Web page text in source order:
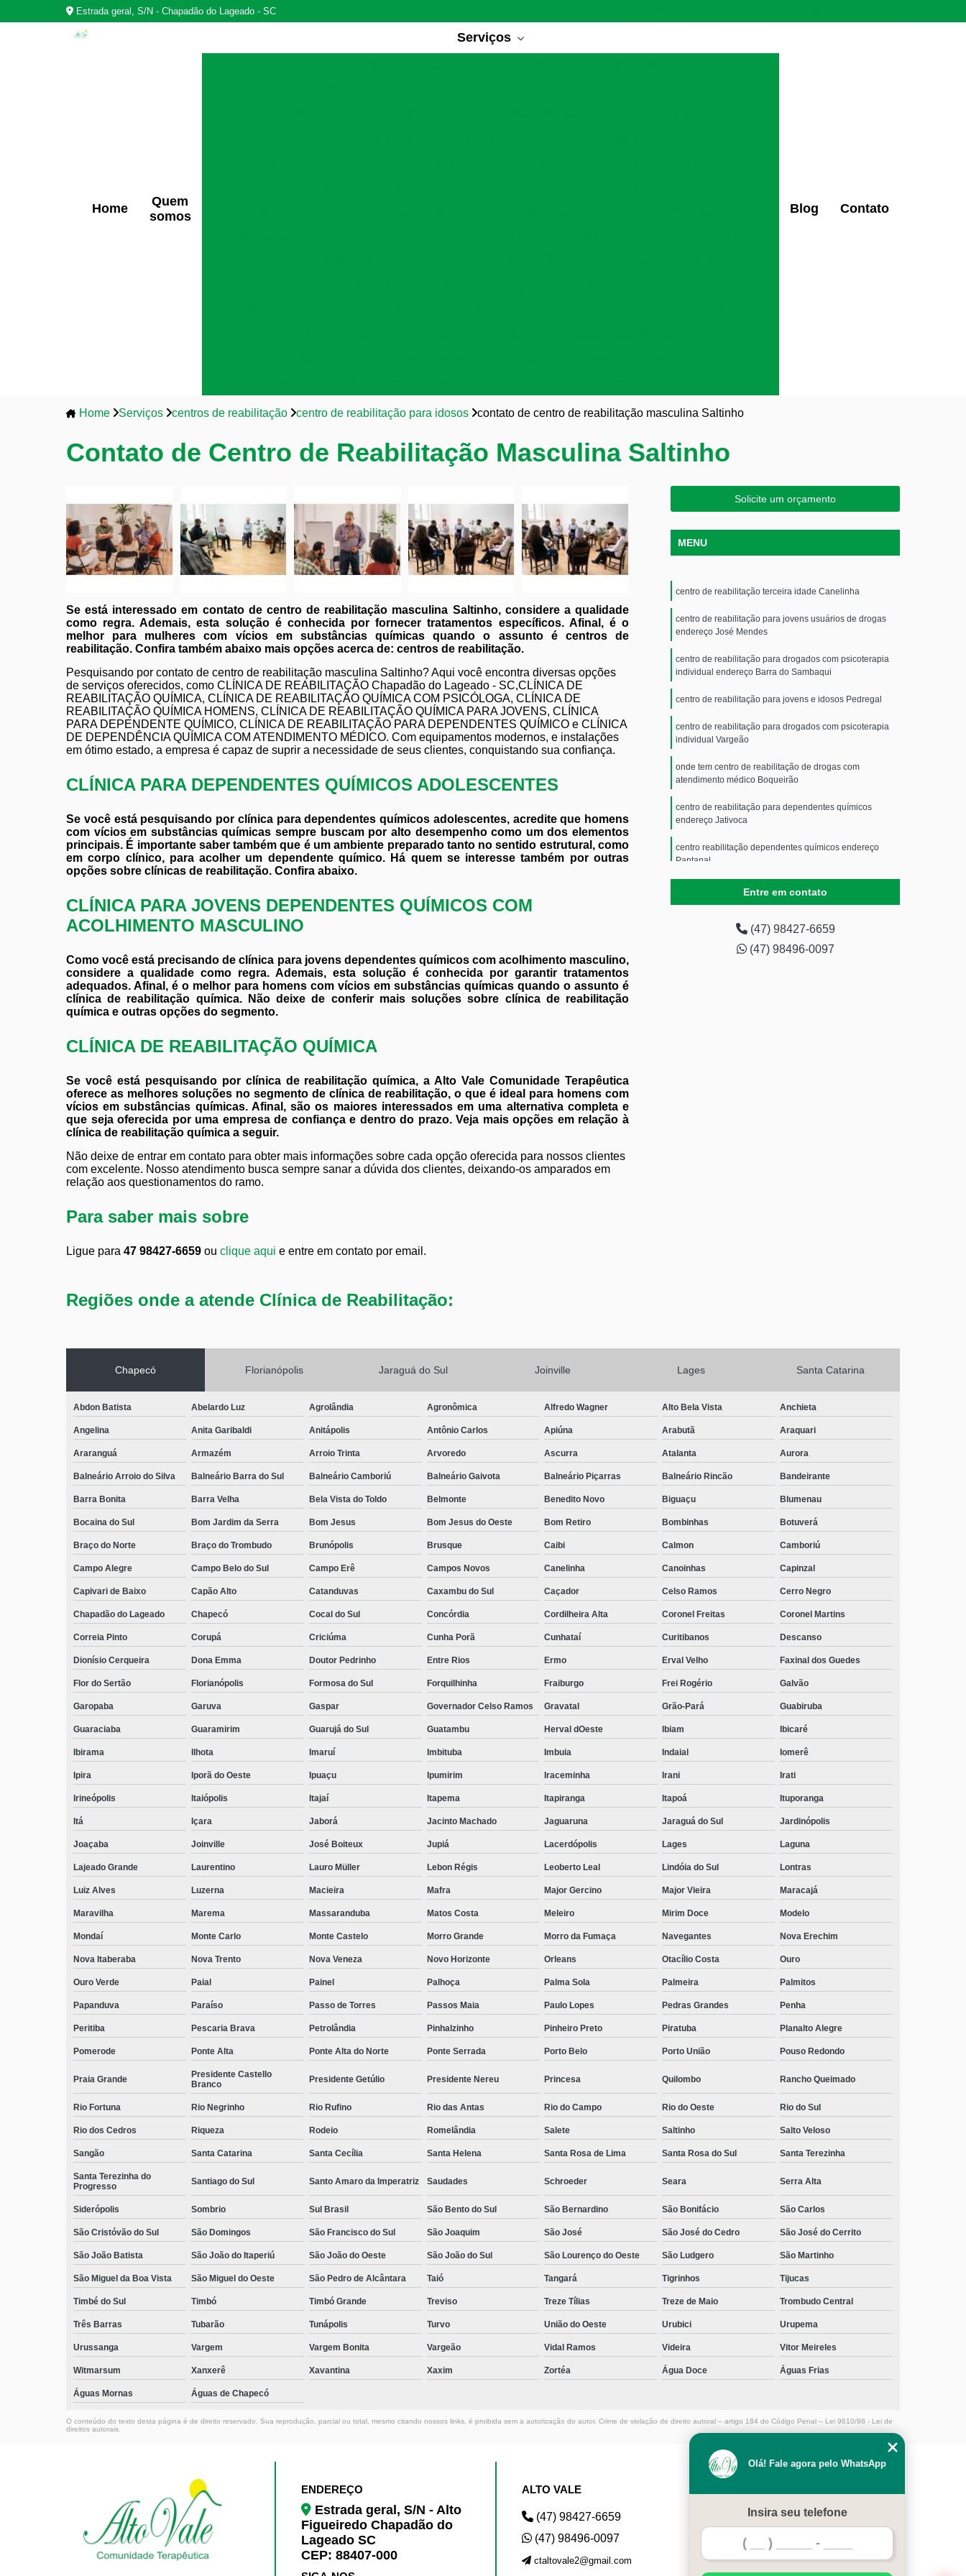
Estrada geral, S/N - Chapadão do Lageado - SC
Home
Quem
somos
Serviços
Blog Contato
Home Serviços centros de reabilitação centro de reabilitação para idosos contato de centro de reabilitação masculina Saltinho
Contato de Centro de Reabilitação Masculina Saltinho
Se está interessado em contato de centro de reabilitação masculina Saltinho, considere a qualidade
como regra. Ademais, esta solução é conhecida por fornecer tratamentos específicos. Afinal, é o
melhor para mulheres com vícios em substâncias químicas quando o assunto é centros de
reabilitação. Confira também abaixo mais opções acerca de: centros de reabilitação.
Pesquisando por contato de centro de reabilitação masculina Saltinho? Aqui você encontra diversas opções
de serviços oferecidos, como CLÍNICA DE REABILITAÇÃO Chapadão do Lageado - SC,CLÍNICA DE
REABILITAÇÃO QUÍMICA, CLÍNICA DE REABILITAÇÃO QUÍMICA COM PSICÓLOGA, CLÍNICA DE
REABILITAÇÃO QUÍMICA HOMENS, CLÍNICA DE REABILITAÇÃO QUÍMICA PARA JOVENS, CLÍNICA
PARA DEPENDENTE QUÍMICO, CLÍNICA DE REABILITAÇÃO PARA DEPENDENTES QUÍMICO e CLÍNICA
DE DEPENDÊNCIA QUÍMICA COM ATENDIMENTO MÉDICO. Com equipamentos modernos, e instalações
em ótimo estado, a empresa é capaz de suprir a necessidade de seus clientes, conquistando sua confiança.
CLÍNICA PARA DEPENDENTES QUÍMICOS ADOLESCENTES
Se você está pesquisando por clínica para dependentes químicos adolescentes, acredite que homens
com vícios em substâncias químicas sempre buscam por alto desempenho como um dos elementos
principais. É importante saber também que é um ambiente preparado tanto no sentido estrutural, como
em corpo clínico, para acolher um dependente químico. Há quem se interesse também por outras
opções sobre clínicas de reabilitação. Confira abaixo.
CLÍNICA PARA JOVENS DEPENDENTES QUÍMICOS COM
ACOLHIMENTO MASCULINO
Como você está precisando de clínica para jovens dependentes químicos com acolhimento masculino,
considere a qualidade como regra. Ademais, esta solução é conhecida por garantir tratamentos
adequados. Afinal, é o melhor para homens com vícios em substâncias químicas quando o assunto é
clínica de reabilitação química. Não deixe de conferir mais soluções sobre clínica de reabilitação
química e outras opções do segmento.
CLÍNICA DE REABILITAÇÃO QUÍMICA
Se você está pesquisando por clínica de reabilitação química, a Alto Vale Comunidade Terapêutica
oferece as melhores soluções no segmento de clínica de reabilitação, o que é ideal para homens com
vícios em substâncias químicas. Afinal, são os maiores interessados em uma alternativa completa e
que seja oferecida por uma empresa de confiança e dentro do prazo. Veja mais opções em relação à
clínica de reabilitação química a seguir.
Não deixe de entrar em contato para obter mais informações sobre cada opção oferecida para nossos clientes
com excelente. Nosso atendimento busca sempre sanar a dúvida dos clientes, deixando-os amparados em
relação aos questionamentos do ramo.
Para saber mais sobre
Ligue para 47 98427-6659 ou clique aqui e entre em contato por email.
Solicite um orçamento
MENU
centro de reabilitação terceira idade Canelinha
centro de reabilitação para jovens usuários de drogas
endereço José Mendes
centro de reabilitação para drogados com psicoterapia
individual endereço Barra do Sambaqui
centro de reabilitação para jovens e idosos Pedregal
centro de reabilitação para drogados com psicoterapia
individual Vargeão
onde tem centro de reabilitação de drogas com
atendimento médico Boqueirão
centro de reabilitação para dependentes químicos
endereço Jativoca
centro reabilitação dependentes químicos endereço
Pantanal
onde tem centro de reabilitação para adolescente
centro de reabilitação masculina Nova Brasília
Entre em contato
(47) 98427-6659
(47) 98496-0097
Regiões onde a atende Clínica de Reabilitação:
Chapecó Florianópolis Jaraguá do Sul Joinville Lages Santa Catarina
Abdon Batista Abelardo Luz Agrolândia Agronômica Alfredo Wagner Alto Bela Vista Anchieta
Angelina Anita Garibaldi Anitápolis Antônio Carlos Apiúna Arabutã Araquari
Araranguá Armazém Arroio Trinta Arvoredo Ascurra Atalanta Aurora
Balneário Arroio do Silva Balneário Barra do Sul Balneário Camboriú Balneário Gaivota Balneário Piçarras Balneário Rincão Bandeirante
Barra Bonita Barra Velha Bela Vista do Toldo Belmonte Benedito Novo Biguaçu Blumenau
Bocaina do Sul Bom Jardim da Serra Bom Jesus Bom Jesus do Oeste Bom Retiro Bombinhas Botuverá
Braço do Norte Braço do Trombudo Brunópolis Brusque Caibi Calmon Camboriú
Campo Alegre Campo Belo do Sul Campo Erê Campos Novos Canelinha Canoinhas Capinzal
Capivari de Baixo Capão Alto Catanduvas Caxambu do Sul Caçador Celso Ramos Cerro Negro
Chapadão do Lageado Chapecó Cocal do Sul Concórdia Cordilheira Alta Coronel Freitas Coronel Martins
Correia Pinto Corupá Criciúma Cunha Porã Cunhataí Curitibanos Descanso
Dionísio Cerqueira Dona Emma Doutor Pedrinho Entre Rios Ermo Erval Velho Faxinal dos Guedes
Flor do Sertão Florianópolis Formosa do Sul Forquilhinha Fraiburgo Frei Rogério Galvão
Garopaba Garuva Gaspar Governador Celso Ramos Gravatal Grão-Pará Guabiruba
Guaraciaba Guaramirim Guarujá do Sul Guatambu Herval dOeste Ibiam Ibicaré
Ibirama Ilhota Imaruí Imbituba Imbuia Indaial Iomerê
Ipira Iporã do Oeste Ipuaçu Ipumirim Iraceminha Irani Irati
Irineópolis Itaiópolis Itajaí Itapema Itapiranga Itapoá Ituporanga
Itá Içara Jaborá Jacinto Machado Jaguaruna Jaraguá do Sul Jardinópolis
Joaçaba Joinville José Boiteux Jupiá Lacerdópolis Lages Laguna
Lajeado Grande Laurentino Lauro Müller Lebon Régis Leoberto Leal Lindóia do Sul Lontras
Luiz Alves Luzerna Macieira Mafra Major Gercino Major Vieira Maracajá
Maravilha Marema Massaranduba Matos Costa Meleiro Mirim Doce Modelo
Mondaí Monte Carlo Monte Castelo Morro Grande Morro da Fumaça Navegantes Nova Erechim
Nova Itaberaba Nova Trento Nova Veneza Novo Horizonte Orleans Otacílio Costa Ouro
Ouro Verde Paial Painel Palhoça Palma Sola Palmeira Palmitos
Papanduva Paraíso Passo de Torres Passos Maia Paulo Lopes Pedras Grandes Penha
Peritiba Pescaria Brava Petrolândia Pinhalzinho Pinheiro Preto Piratuba Planalto Alegre
Pomerode Ponte Alta Ponte Alta do Norte Ponte Serrada Porto Belo Porto União Pouso Redondo
Praia Grande
Presidente Castello
Branco
Presidente Getúlio Presidente Nereu Princesa Quilombo Rancho Queimado
Rio Fortuna Rio Negrinho Rio Rufino Rio das Antas Rio do Campo Rio do Oeste Rio do Sul
Rio dos Cedros Riqueza Rodeio Romelândia Salete Saltinho Salto Veloso
Sangão Santa Catarina Santa Cecília Santa Helena Santa Rosa de Lima Santa Rosa do Sul Santa Terezinha
Santa Terezinha do
Progresso
Santiago do Sul Santo Amaro da Imperatriz Saudades Schroeder Seara Serra Alta
Siderópolis Sombrio Sul Brasil São Bento do Sul São Bernardino São Bonifácio São Carlos
São Cristóvão do Sul São Domingos São Francisco do Sul São Joaquim São José São José do Cedro São José do Cerrito
São João Batista São João do Itaperiú São João do Oeste São João do Sul São Lourenço do Oeste São Ludgero São Martinho
São Miguel da Boa Vista São Miguel do Oeste São Pedro de Alcântara Taió Tangará Tigrinhos Tijucas
Timbé do Sul Timbó Timbó Grande Treviso Treze Tílias Treze de Maio Trombudo Central
Três Barras Tubarão Tunápolis Turvo União do Oeste Urubici Urupema
Urussanga Vargem Vargem Bonita Vargeão Vidal Ramos Videira Vitor Meireles
Witmarsum Xanxerê Xavantina Xaxim Zortéa Água Doce Águas Frias
Águas Mornas Águas de Chapecó
O conteúdo do texto desta página é de direito reservado. Sua reprodução, parcial ou total, mesmo citando nossos links, é proibida sem a autorização do autor. Crime de violação de direito autoral – artigo 184 do Código Penal – Lei 9610/98 - Lei de
direitos autorais
ENDEREÇO
Estrada geral, S/N - Alto
Figueiredo Chapadão do
Lageado SC
CEP: 88407-000
ALTO VALE
(47) 98427-6659
(47) 98496-0097
ctaltovale2@gmail.com
HOME
EMPRESA
SERVIÇOS
Olá! Fale agora pelo WhatsApp
Insira seu telefone